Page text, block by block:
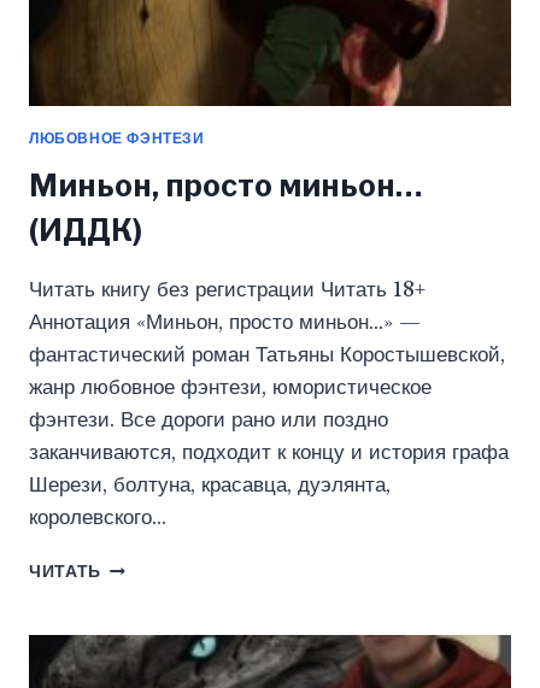
ЛЮБОВНОЕ ФЭНТЕЗИ
Миньон, просто миньон…
(ИДДК)
Читать книгу без регистрации Читать 18+
Аннотация «Миньон, просто миньон…» —
фантастический роман Татьяны Коростышевской,
жанр любовное фэнтези, юмористическое
фэнтези. Все дороги рано или поздно
заканчиваются, подходит к концу и история графа
Шерези, болтуна, красавца, дуэлянта,
королевского…
ЧИТАТЬ МИНЬОН,
(ИДДК)